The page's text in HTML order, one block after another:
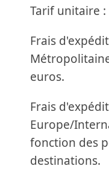
Tarif unitaire :
Frais
euros.
Frais
Europe/
fonction des
destinations.